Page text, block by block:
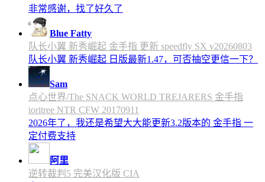
非常感谢，找了好久了
Blue Fatty
队长小翼 新秀崛起 金手指 更新 speedfly SX v20260803
队长小翼 新秀崛起 日版最新1.47，可否抽空更信一下？
Sam
点心世界/The SNACK WORLD TREJARERS 金手指
ioritree NTR CFW 20170911
2026年了，我还是希望大大能更新3.2版本的 金手指 一
定付费支持
阿里
逆转裁判5 完美汉化版 CIA